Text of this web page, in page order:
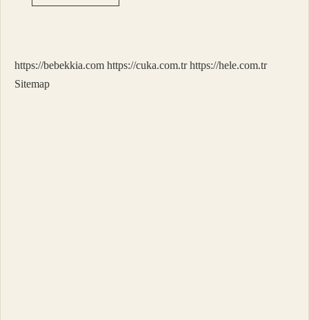
Dişi
https://bebekkia.com https://cuka.com.tr https://hele.com.tr
Sitemap